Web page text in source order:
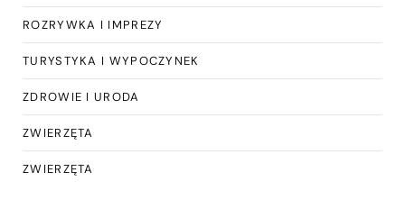
ROZRYWKA I IMPREZY
TURYSTYKA I WYPOCZYNEK
ZDROWIE I URODA
ZWIERZĘTA
ZWIERZĘTA